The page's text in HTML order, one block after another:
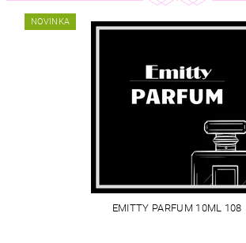
NOVINKA
EMITTY PARFUM 10ML 108